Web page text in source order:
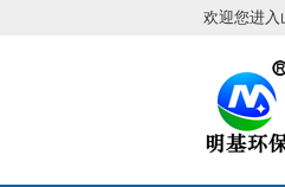
欢迎您进入